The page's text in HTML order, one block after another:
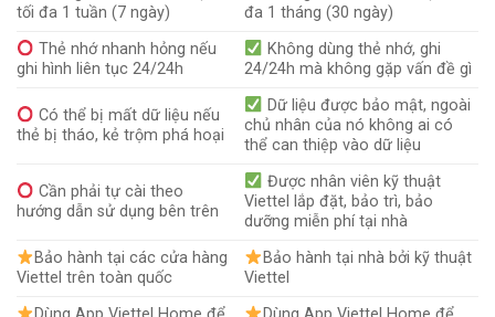
tối đa 1 tuần (7 ngày)
đa 1 tháng (30 ngày)
Thẻ nhớ nhanh hỏng nếu
ghi hình liên tục 24/24h
Không dùng thẻ nhớ, ghi
24/24h mà không gặp vấn đề gì
Có thể bị mất dữ liệu nếu
thẻ bị tháo, kẻ trộm phá hoại
Dữ liệu được bảo mật, ngoài
chủ nhân của nó không ai có
thể can thiệp vào dữ liệu
Cần phải tự cài theo
hướng dẫn sử dụng bên trên
Được nhân viên kỹ thuật
Viettel lắp đặt, bảo trì, bảo
dưỡng miễn phí tại nhà
Bảo hành tại các cửa hàng
Viettel trên toàn quốc
Bảo hành tại nhà bởi kỹ thuật
Viettel